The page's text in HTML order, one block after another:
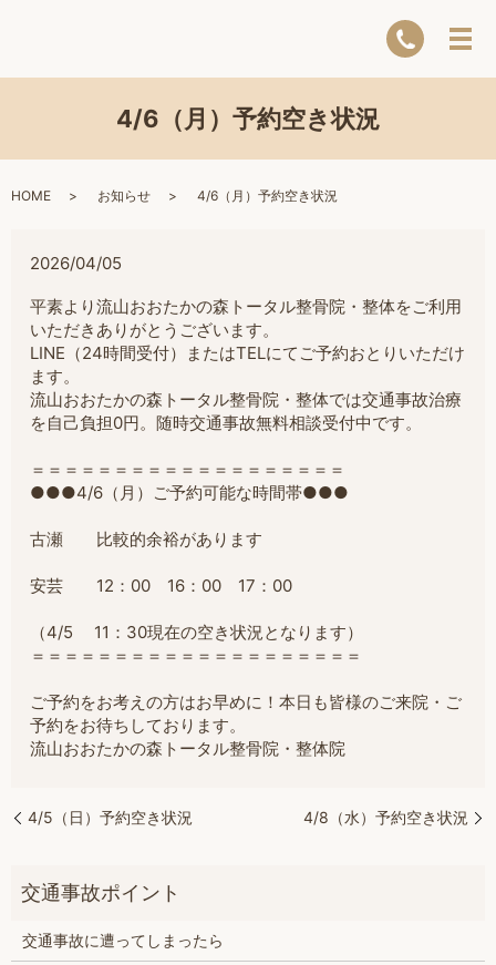
4/6（月）予約空き状況
HOME お知らせ 4/6（月）予約空き状況
2026/04/05
平素より流山おおたかの森トータル整骨院・整体をご利用
いただきありがとうございます。
LINE（24時間受付）またはTELにてご予約おとりいただけ
ます。
流山おおたかの森トータル整骨院・整体では交通事故治療
を自己負担0円。随時交通事故無料相談受付中です。
＝＝＝＝＝＝＝＝＝＝＝＝＝＝＝＝＝＝＝
●●●4/6（月）ご予約可能な時間帯●●●
古瀬 比較的余裕があります
安芸 12：00 16：00 17：00
（4/5 11：30現在の空き状況となります）
＝ ＝＝＝＝＝＝＝＝＝＝＝＝＝＝＝＝＝＝＝
ご予約をお考えの方はお早めに！本日も皆様のご来院・ご
予約をお待ちしております。
流山おおたかの森トータル整骨院・整体院
4/5（日）予約空き状況 4/8（水）予約空き状況
交通事故に遭ってしまったら